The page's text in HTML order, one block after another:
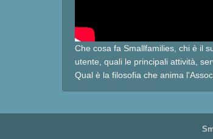
Che cosa fa Smallfamilies, chi è il
utente, quali le principali attività,
Qual è la filosofia che anima